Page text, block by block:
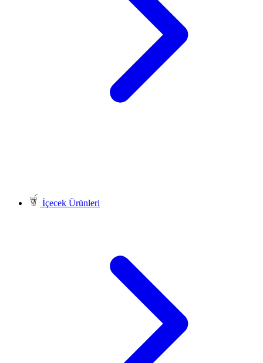
İçecek Ürünleri